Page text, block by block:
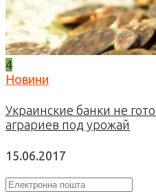
4
Новини
Украинские банки не
аграриев под урожай
15.06.2017